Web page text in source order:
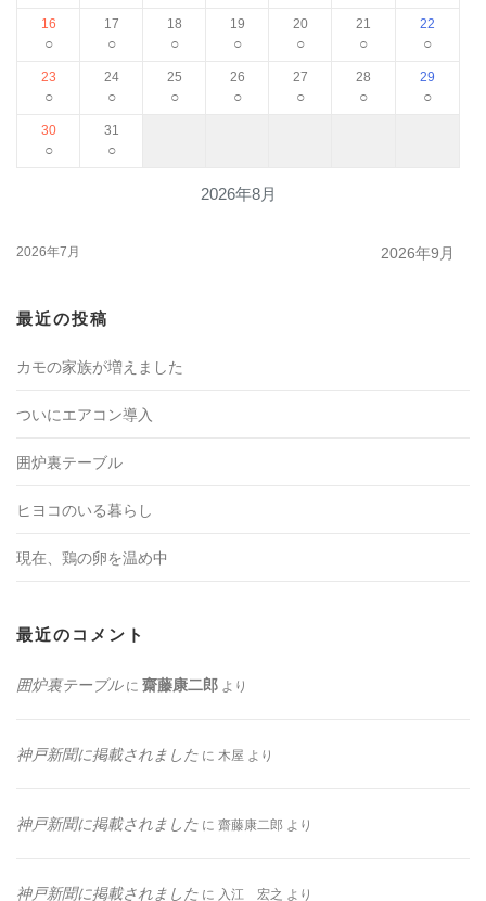
2026年8月
16
○
17
○
18
○
19
○
20
○
21
○
22
○
23
○
24
○
25
○
26
○
27
○
28
○
29
○
30
○
31
○
2026年7月 2026年9月
最近の投稿
カモの家族が増えました
ついにエアコン導入
囲炉裏テーブル
ヒヨコのいる暮らし
現在、鶏の卵を温め中
最近のコメント
囲炉裏テーブルに 齋藤康二郎 より
神戸新聞に掲載されました に 木屋 より
神戸新聞に掲載されました に 齋藤康二郎 より
神戸新聞に掲載されました に 入江 宏之 より